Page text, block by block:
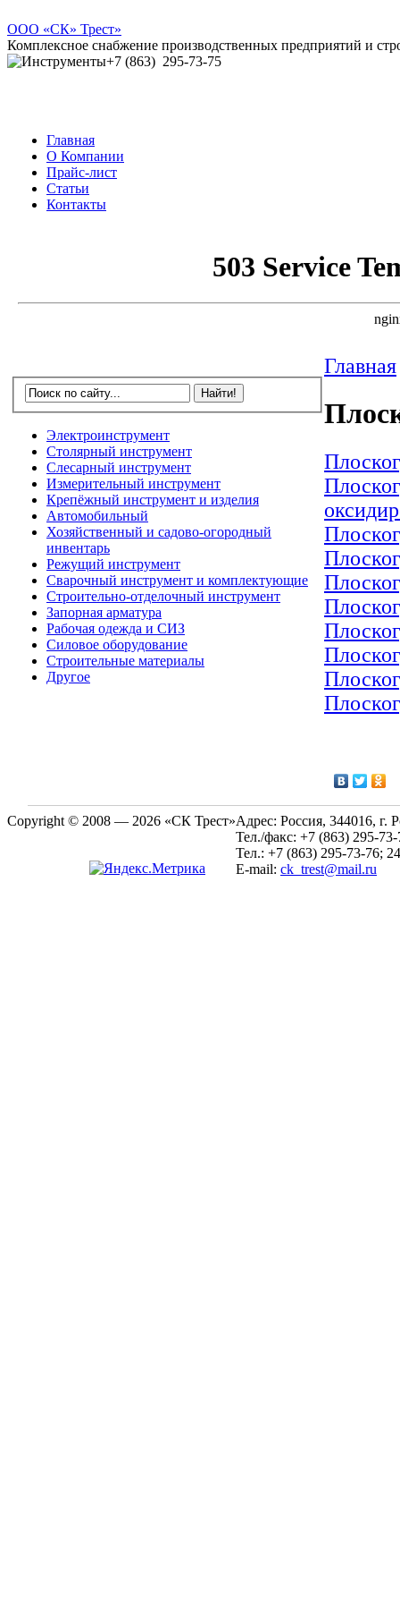
ООО «СК» Трест»
Комплексное снабжение производственных предприятий и
+7 (863) 295-73-75
Главная
О Компании
Прайс-лист
Статьи
Контакты
Электроинструмент
Столярный инструмент
Слесарный инструмент
Измерительный инструмент
Крепёжный инструмент и изделия
Автомобильный
Хозяйственный и садово-огородный
инвентарь
Режущий инструмент
Сварочный инструмент и комплектующие
Строительно-отделочный инструмент
Запорная арматура
Рабочая одежда и СИЗ
Силовое оборудование
Строительные материалы
Другое
Главная
Copyright © 2008 — 2026 «СК Трест»Адрес: Россия, 344016, г.
Тел./факс: +7 (863) 295-73-
Тел.: +7 (863) 295-73-76;
E-mail: ck_trest@mail.ru